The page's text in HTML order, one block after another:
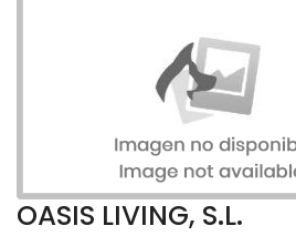
OASIS LIVING, S.L.